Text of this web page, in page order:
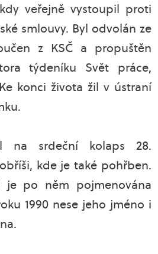
veřejně vystoupil proti
smlouvy. Byl odvolán ze
z KSČ a propuštěn
týdeníku Svět práce,
konci života žil v ústraní
na srdeční kolaps 28.
kde je také pohřben.
je po něm pojmenována
1990 nese jeho jméno i